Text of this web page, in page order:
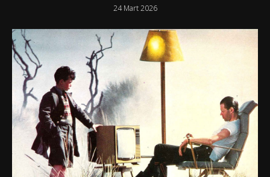
24 Mart 2026